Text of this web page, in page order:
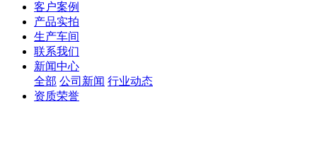
客户案例
产品实拍
生产车间
联系我们
新闻中心
全部 公司新闻 行业动态
资质荣誉